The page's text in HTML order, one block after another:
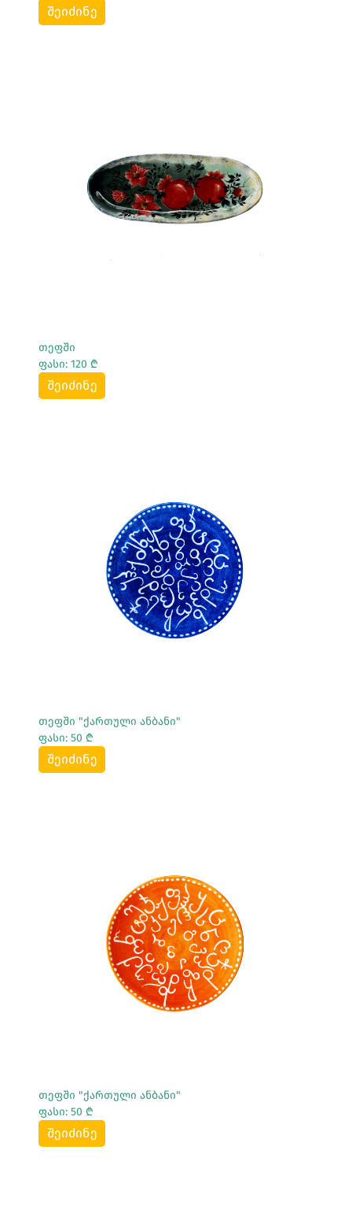
შეიძინე
Სრულად Ნახვა
თეფში
ფასი: 120 ₾
შეიძინე
Სრულად Ნახვა
თეფში "ქართული ანბანი"
ფასი: 50 ₾
შეიძინე
Სრულად Ნახვა
თეფში "ქართული ანბანი"
ფასი: 50 ₾
შეიძინე